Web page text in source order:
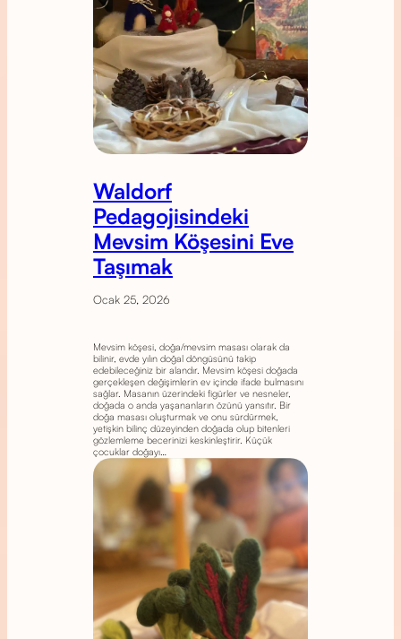
Waldorf
Pedagojisindeki
Mevsim Köşesini Eve
Taşımak
Ocak 25, 2026
Mevsim köşesi, doğa/mevsim masası olarak da
bilinir, evde yılın doğal döngüsünü takip
edebileceğiniz bir alandır. Mevsim köşesi doğada
gerçekleşen değişimlerin ev içinde ifade bulmasını
sağlar. Masanın üzerindeki figürler ve nesneler,
doğada o anda yaşananların özünü yansıtır. Bir
doğa masası oluşturmak ve onu sürdürmek,
yetişkin bilinç düzeyinden doğada olup bitenleri
gözlemleme becerinizi keskinleştirir. Küçük
çocuklar doğayı…